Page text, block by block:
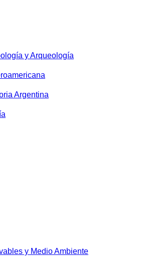
y Arqueología
Argentina
y Medio Ambiente